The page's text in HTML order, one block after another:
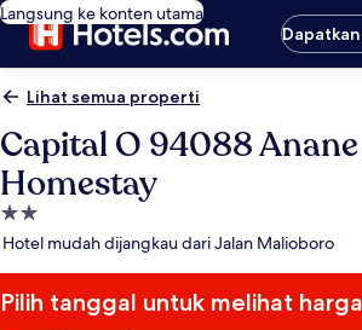
Langsung ke konten utama
Lihat semua properti
Capital O 94088
Homestay
Properti
bintang
Hotel mudah dijangkau dari Jalan Malioboro
Pilih tanggal untuk melihat harga